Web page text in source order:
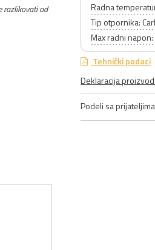
razlikovati od
Radna
Tip otpornika:
Max radni
Tehnički podaci
Deklaracija
Podeli sa